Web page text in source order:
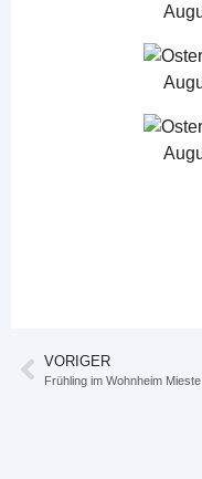
VORIGER
Frühling im Wohnheim Mieste